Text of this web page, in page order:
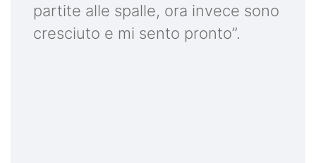
partite alle spalle, ora invece sono
cresciuto e mi sento pronto”.